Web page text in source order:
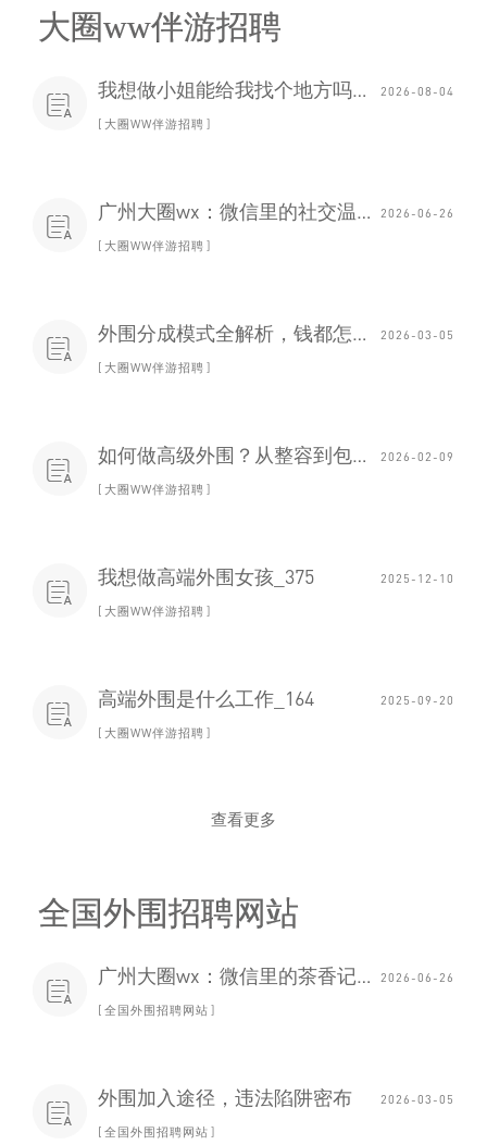
大圈ww伴游招聘
 我想做小姐能给我找个地方吗_231 2026-08-04
大圈WW伴游招聘
 ‌广州大圈wx‌：微信里的社交温度 2026-06-26
大圈WW伴游招聘
 外围分成模式全解析，钱都怎么分？ 2026-03-05
大圈WW伴游招聘
 如何做高级外围？从整容到包装的全流程指南_75 2026-02-09
大圈WW伴游招聘
 我想做高端外围女孩_375 2025-12-10
大圈WW伴游招聘
 高端外围是什么工作_164 2025-09-20
大圈WW伴游招聘
查看更多
全国外围招聘网站
 ‌广州大圈wx‌：微信里的茶香记忆 2026-06-26
全国外围招聘网站
 外围加入途径，违法陷阱密布 2026-03-05
全国外围招聘网站